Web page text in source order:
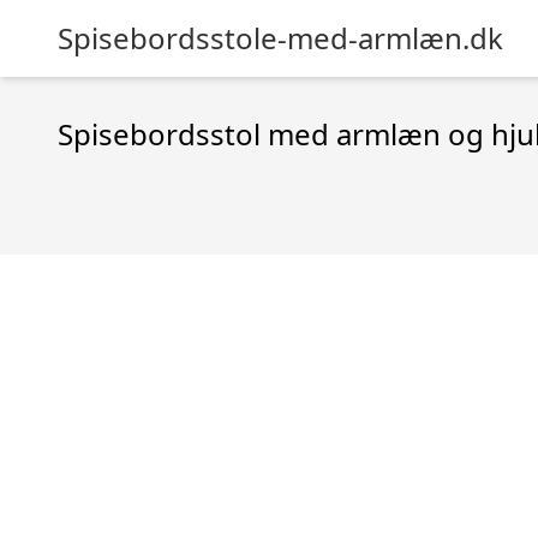
Spisebordsstole-med-armlæn.dk
Spisebordsstol med armlæn og